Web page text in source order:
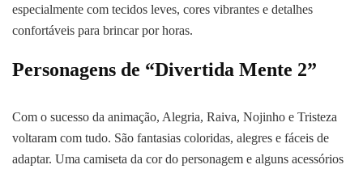
especialmente com tecidos leves, cores vibrantes e detalhes
confortáveis para brincar por horas.
Personagens de “Divertida Mente 2”
Com o sucesso da animação, Alegria, Raiva, Nojinho e Tristeza
voltaram com tudo. São fantasias coloridas, alegres e fáceis de
adaptar. Uma camiseta da cor do personagem e alguns acessórios